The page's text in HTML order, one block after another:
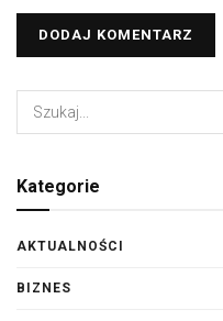
Kategorie
AKTUALNOŚCI
BIZNES